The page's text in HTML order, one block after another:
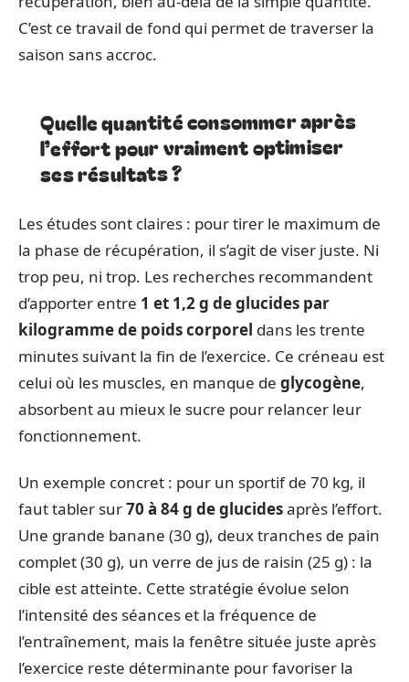
C’est ce travail de fond qui permet de traverser la
saison sans accroc.
Quelle quantité consommer après
l’effort pour vraiment optimiser
ses résultats ?
Les études sont claires : pour tirer le maximum de
la phase de récupération, il s’agit de viser juste. Ni
trop peu, ni trop. Les recherches recommandent
d’apporter entre 1 et 1,2 g de glucides par
kilogramme de poids corporel dans les trente
minutes suivant la fin de l’exercice. Ce créneau est
celui où les muscles, en manque de glycogène,
absorbent au mieux le sucre pour relancer leur
fonctionnement.
Un exemple concret : pour un sportif de 70 kg, il
faut tabler sur70 à 84 g de glucidesaprès l’effort.
Une grande banane (30 g), deux tranches de pain
complet (30 g), un verre de jus de raisin (25 g) : la
cible est atteinte. Cette stratégie évolue selon
l’intensité des séances et la fréquence de
l’entraînement, mais la fenêtre située juste après
l’exercice reste déterminante pour favoriser la